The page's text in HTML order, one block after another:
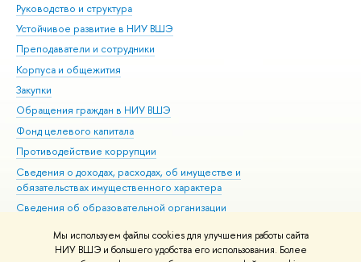
Мы используем файлы cookies для улучшения работы сайта
НИУ ВШЭ и большего удобства его использования. Более
Руководство и структура
Устойчивое развитие в НИУ ВШЭ
Преподаватели и сотрудники
Корпуса и общежития
Закупки
Обращения граждан в НИУ ВШЭ
Фонд целевого капитала
Противодействие коррупции
Сведения о доходах, расходах, об имуществе и
обязательствах имущественного характера
Сведения об образовательной организации
Людям с ограниченными возможностями здоровья
Единая платежная страница